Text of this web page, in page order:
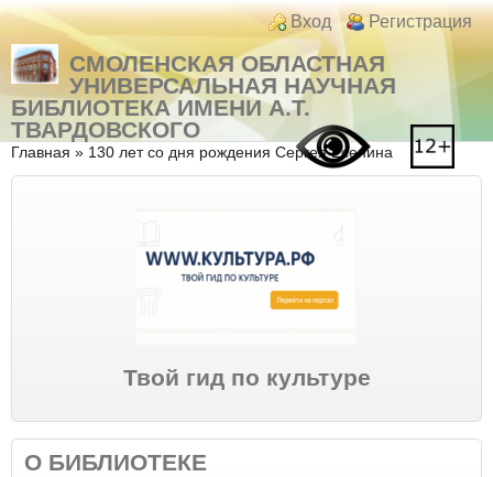
Перейти к основному содержанию
Skip to search
Login links
Вход Регистрация
СМОЛЕНСКАЯ ОБЛАСТНАЯ
УНИВЕРСАЛЬНАЯ НАУЧНАЯ
БИБЛИОТЕКА ИМЕНИ А.Т.
ТВАРДОВСКОГО
Вы здесь
Главная » 130 лет со дня рождения Сергея Есенина
Твой гид по культуре
О БИБЛИОТЕКЕ